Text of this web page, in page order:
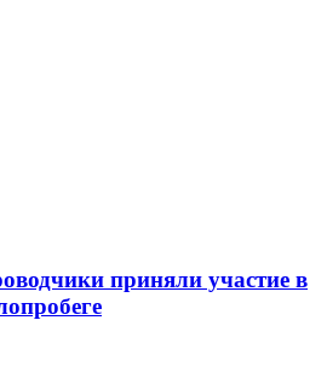
приняли участие в